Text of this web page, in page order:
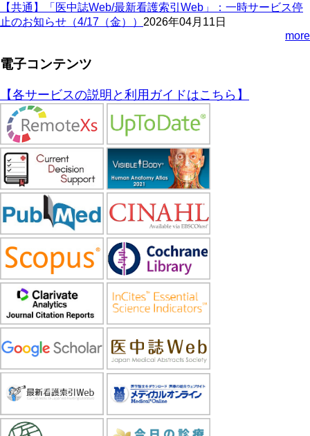
【共通】「医中誌Web/最新看護索引Web」：一時サービス停
止のお知らせ（4/17（金）） 2026年04月11日
more
電子コンテンツ
【各サービスの説明と利用ガイドはこちら】